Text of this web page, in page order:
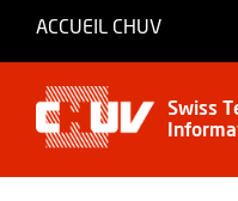
ACCUEIL CHUV
Swiss